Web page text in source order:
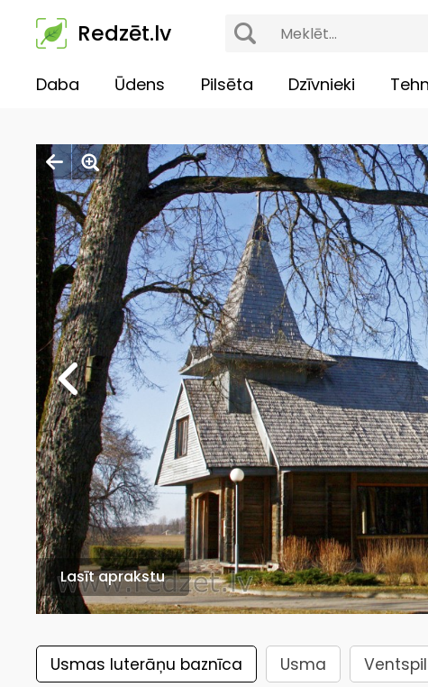
Redzēt.lv
Daba Ūdens Pilsēta Dzīvnieki
Lasīt aprakstu
Usmas luterāņu baznīca Usma